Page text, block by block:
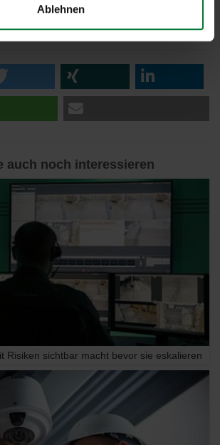
Ablehnen
auch noch interessieren
Risiken sichtbar macht bevor sie eskalieren